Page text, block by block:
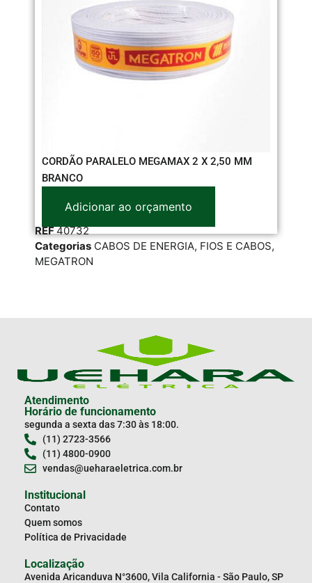
CORDÃO PARALELO MEGAMAX 2 X 2,50 MM
BRANCO
Adicionar ao orçamento
REF40732
Categorias CABOS DE ENERGIA, FIOS E CABOS,
MEGATRON
Atendimento
Horário de funcionamento
segunda a sexta das 7:30 às 18:00.
(11) 2723-3566
(11) 4800-0900
vendas@ueharaeletrica.com.br
Institucional
Contato
Quem somos
Política de Privacidade
Localização
Avenida Aricanduva N°3600, Vila California - São Paulo, SP